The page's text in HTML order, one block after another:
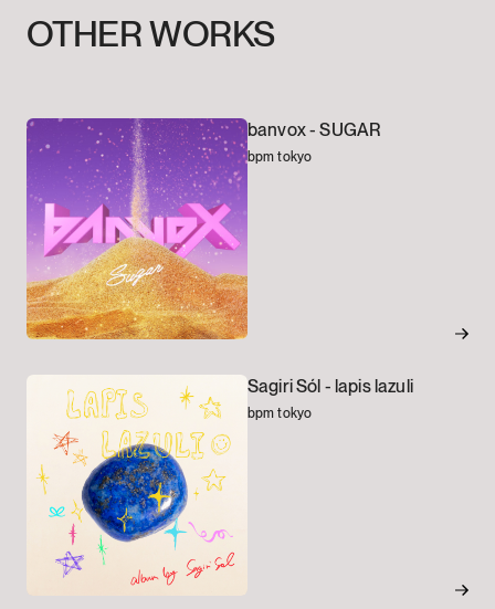
OTHERWORKS
banvox -SUGAR
bpm tokyo
Sagiri Sól -lapis lazuli
bpm tokyo